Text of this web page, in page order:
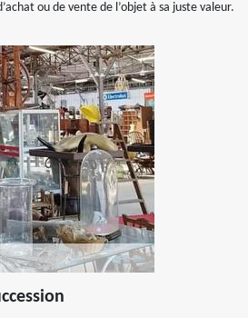
ou de vente de l’objet à sa juste valeur.